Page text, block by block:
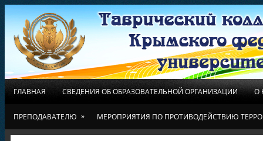
ГЛАВНАЯ СВЕДЕНИЯ ОБ ОБРАЗОВАТЕЛЬНОЙ ОРГАНИЗАЦИИ О
ПРЕПОДАВАТЕЛЮ » МЕРОПРИЯТИЯ ПО ПРОТИВОДЕЙСТВИЮ